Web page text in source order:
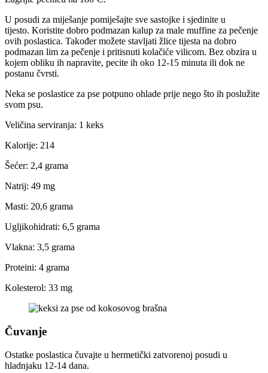
U posudi za miješanje pomiješajte sve sastojke i sjedinite u
tijesto. Koristite dobro podmazan kalup za male muffine za pečenje
ovih poslastica. Također možete stavljati žlice tijesta na dobro
podmazan lim za pečenje i pritisnuti kolačiće vilicom. Bez obzira u
kojem obliku ih napravite, pecite ih oko 12-15 minuta ili dok ne
postanu čvrsti.
Neka se poslastice za pse potpuno ohlade prije nego što ih poslužite
svom psu.
Veličina serviranja: 1 keks
Kalorije: 214
Šećer: 2,4 grama
Natrij: 49 mg
Masti: 20,6 grama
Ugljikohidrati: 6,5 grama
Vlakna: 3,5 grama
Proteini: 4 grama
Kolesterol: 33 mg
Čuvanje
Ostatke poslastica čuvajte u hermetički zatvorenoj posudi u
hladnjaku 12-14 dana.